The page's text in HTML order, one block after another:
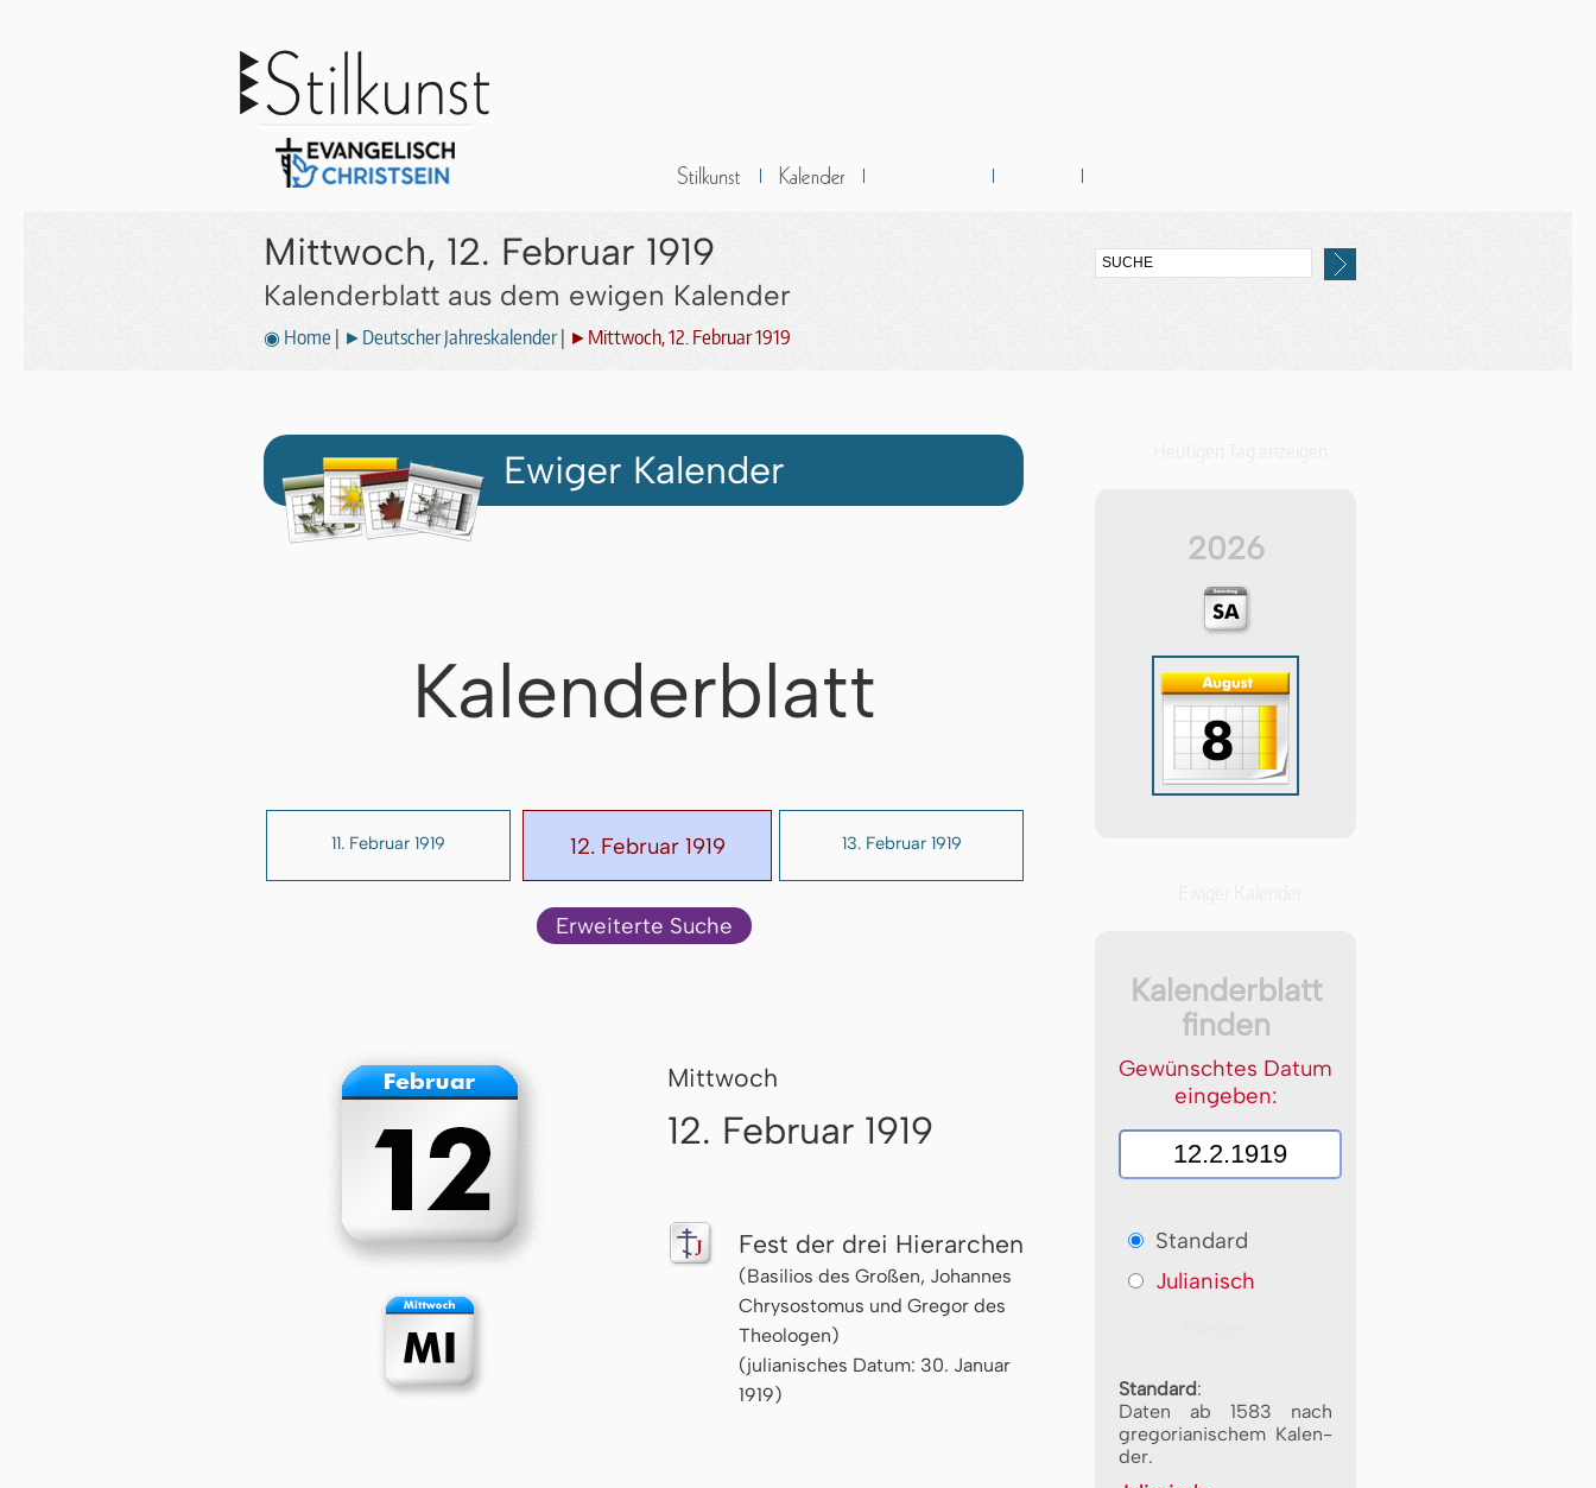
Mittwoch, 12. Februar 1919
Kalenderblatt aus dem ewigen Kalender
◉ Home ►Deutscher Jahreskalender| ►Mittwoch, 12. Februar 1919
Ewiger Kalender
Kalenderblatt
11. Februar 1919 12. Februar 1919 13. Februar 1919
Erweiterte Suche
Mittwoch
12. Februar 1919
Fest der drei Hierarchen
(Basilios des Großen, Johannes
Chrysostomus und Gregor des
Theologen)
(julianisches Datum: 30. Januar
1919)
2026
Kalenderblatt
finden
Gewünschtes Datum
eingeben:
Standard
Julianisch
Standard:
Daten ab 1583 nach
gre­go­ri­a­ni­schem Ka­len­
der.